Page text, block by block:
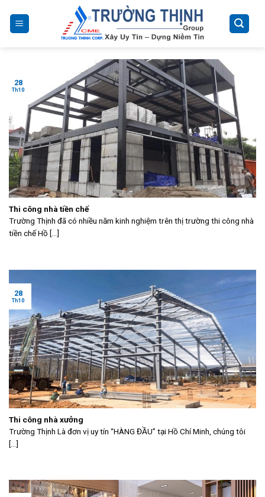
content
Thi công nhà tiền chế
Trường Thịnh đã có nhiều năm kinh nghiệm trên thị trường thi công nhà
tiền chế Hồ [...]
28
Th10
Thi công nhà xưởng
Trường Thịnh Là đơn vị uy tín “HÀNG ĐẦU” tại Hồ Chí Minh, chúng tôi
[...]
28
Th10